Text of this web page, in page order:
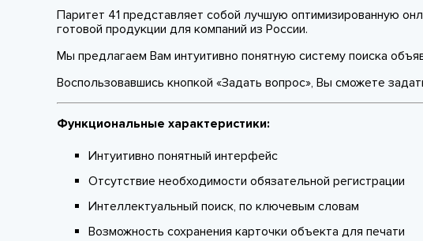
Паритет 41 представляет собой лучшую оптимизированную
готовой продукции для компаний из России.
Мы предлагаем Вам интуитивно понятную систему поиска
Воcпользовавшись кнопкой «Задать вопрос», Вы сможете
Функциональные характеристики:
Интуитивно понятный интерфейс
Отсутствие необходимости обязательной регистрации
Интеллектуальный поиск, по ключевым словам
Возможность сохранения карточки объекта для печати